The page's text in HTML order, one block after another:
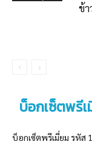
ข้
บ็อกเซ็ตพรี
บ็อกเซ็ตพรีเมี่ยม รหัส